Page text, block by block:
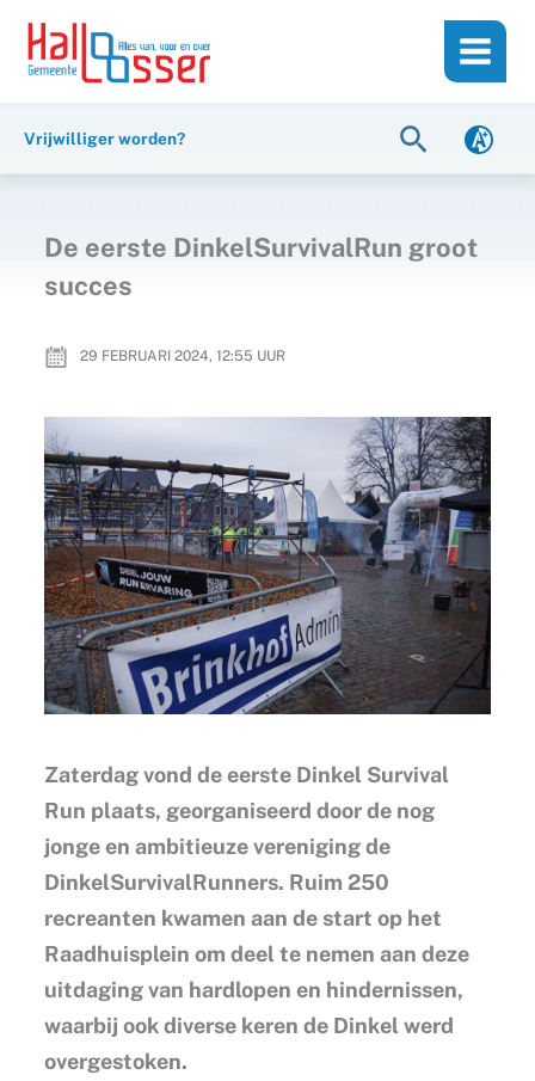
inhoud
naar
Vrijwilliger worden? Zoeken
De eerste DinkelSurvivalRun groot
succes
29 FEBRUARI 2024, 12:55 UUR
Zaterdag vond de eerste Dinkel Survival
Run plaats, georganiseerd door de nog
jonge en ambitieuze vereniging de
DinkelSurvivalRunners. Ruim 250
recreanten kwamen aan de start op het
Raadhuisplein om deel te nemen aan deze
uitdaging van hardlopen en hindernissen,
waarbij ook diverse keren de Dinkel werd
overgestoken.